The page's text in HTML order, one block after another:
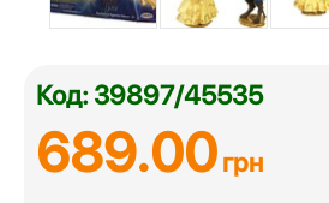
Код: 39897/45535
689.00грн